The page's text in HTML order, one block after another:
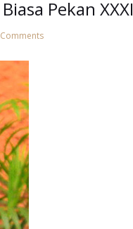
Pekan XXXI